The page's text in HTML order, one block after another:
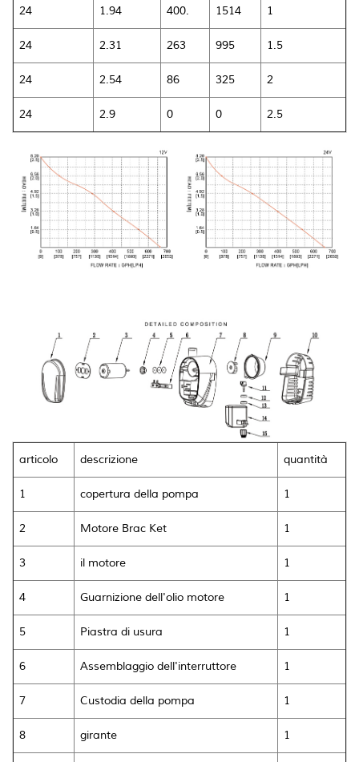
24 1.94 400. 1514 1
24 2.31 263 995 1.5
24 2.54 86 325 2
24 2.9 0 0 2.5
articolo descrizione quantità
1 copertura della pompa 1
2 Motore Brac Ket 1
3 il motore 1
4 Guarnizione dell'olio motore 1
5 Piastra di usura 1
6 Assemblaggio dell'interruttore 1
7 Custodia della pompa 1
8 girante 1